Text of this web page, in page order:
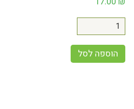
הוספה לסל